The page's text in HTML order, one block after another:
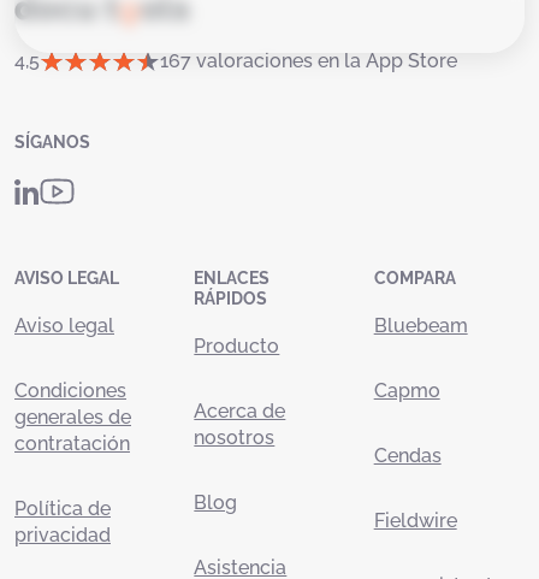
4,5 167 valoraciones en la App Store
SÍGANOS
AVISO LEGAL
Aviso legal
Condiciones
generales de
contratación
Política de
privacidad
ENLACES
RÁPIDOS
Producto
Acerca de
nosotros
Blog
Asistencia
COMPARA
Bluebeam
Capmo
Cendas
Fieldwire